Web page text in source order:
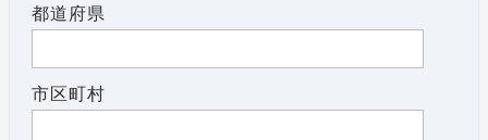
都道府県
市区町村